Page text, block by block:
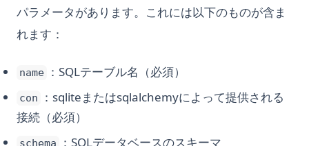
パラメータがあります。これには以下のものが含ま
れます：
name ：SQLテーブル名（必須）
con
：sqliteまたはsqlalchemyによって提供される
接続（必須）
schema ：SQLデータベースのスキーマ